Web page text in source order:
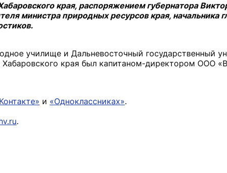
края, распоряжением губернатора
министра природных ресурсов края, начальника
училище и Дальневосточный государственный
Хабаровского края был капитаном-директором ООО
и «Одноклассниках».
.